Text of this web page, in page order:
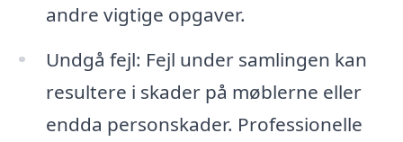
andre vigtige opgaver.
Undgå fejl: Fejl under samlingen kan
resultere i skader på møblerne eller
endda personskader. Professionelle